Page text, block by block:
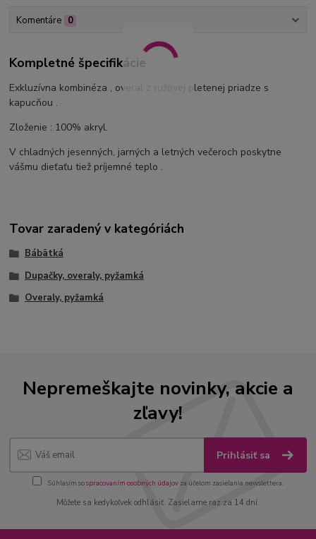
Komentáre 0
Kompletné špecifikácie
Exkluzívna kombinéza , overal z ružovej pletenej priadze s
kapucňou .
Zloženie : 100% akryl.
V chladných jesenných, jarných a letných večeroch poskytne
vášmu dieťaťu tiež príjemné teplo .
Tovar zaradený v kategóriách
Bábätká
Dupačky, overaly, pyžamká
Overaly, pyžamká
Nepremeškajte novinky, akcie a
zľavy!
Prihlásiť sa
Súhlasím sospracovaním osobných údajov za účelom zasielania newslettera.
Môžete sa kedykoľvek odhlásiť. Zasielame raz za 14 dní.